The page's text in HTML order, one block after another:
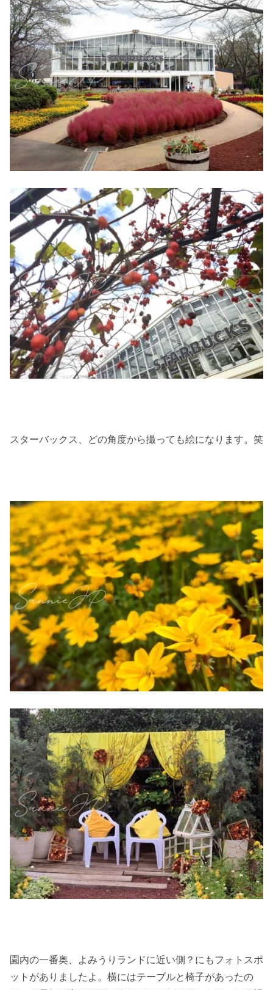
スターバックス、どの角度から撮っても絵になります。笑
園内の一番奥、よみうりランドに近い側？にもフォトスポ
ットがありましたよ。横にはテーブルと椅子があったの